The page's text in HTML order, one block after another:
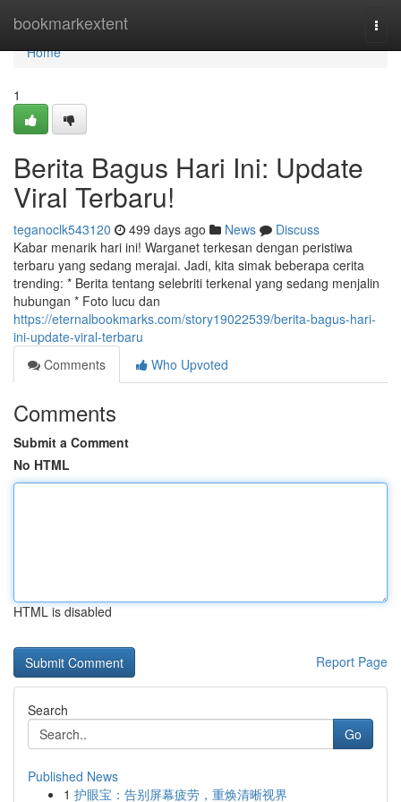
bookmarkextent
Home
Home
1
Berita Bagus Hari Ini: Update
Viral Terbaru!
teganoclk543120 499 days ago News
Discuss
Kabar menarik hari ini! Warganet terkesan dengan peristiwa
terbaru yang sedang merajai. Jadi, kita simak beberapa cerita
trending: * Berita tentang selebriti terkenal yang sedang menjalin
hubungan * Foto lucu dan
https://eternalbookmarks.com/story19022539/berita-bagus-hari-
ini-update-viral-terbaru
Comments
Who Upvoted
Comments
Submit a Comment
No HTML
HTML is disabled
Report Page
Search
Go
Published News
1 护眼宝：告别屏幕疲劳，重焕清晰视界